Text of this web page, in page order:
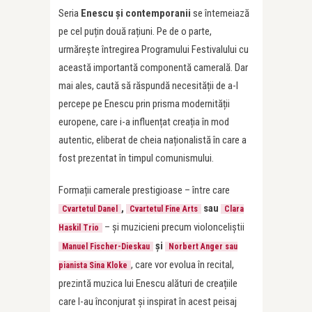
Seria Enescu și contemporanii se întemeiază
pe cel puțin două rațiuni. Pe de o parte,
urmărește întregirea Programului Festivalului cu
această importantă componentă camerală. Dar
mai ales, caută să răspundă necesității de a-l
percepe pe Enescu prin prisma modernității
europene, care i-a influențat creația în mod
autentic, eliberat de cheia naționalistă în care a
fost prezentat în timpul comunismului.
Formații camerale prestigioase – între care
Cvartetul Danel , Cvartetul Fine Arts sau
Clara
Haskil Trio
– și muzicieni precum violonceliștii
Manuel Fischer-Dieskau și
Norbert Anger sau
pianista Sina Kloke , care vor evolua în recital,
prezintă muzica lui Enescu alături de creațiile
care l-au înconjurat și inspirat în acest peisaj